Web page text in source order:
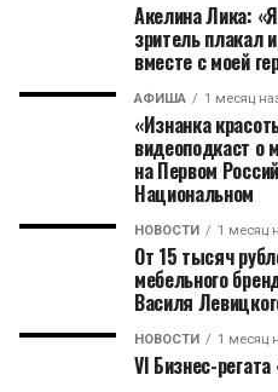
Акелина Лика:
зритель плакал
вместе с моей
АФИША 1 месяц
«Изнанка
видеоподкаст о
на Первом
Национальном
НОВОСТИ 1 месяц
От 15 тысяч
мебельного
Василя
НОВОСТИ 1 месяц
VI Бизнес-